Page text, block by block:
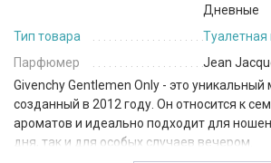
Дневные
Тип товара
Туалетная
Парфюмер
Jean
Givenchy Gentlemen Only - это
созданный в 2012 году. Он относится к
ароматов и идеально подходит для
дня, так и для особых случаев вечером.